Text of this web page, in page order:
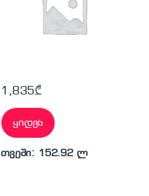
1,835₾
ყიდვა
თვეში: 152.92 ლ